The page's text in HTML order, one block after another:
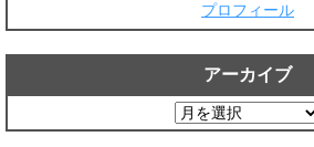
プロフィール
アーカイブ
ア
ー